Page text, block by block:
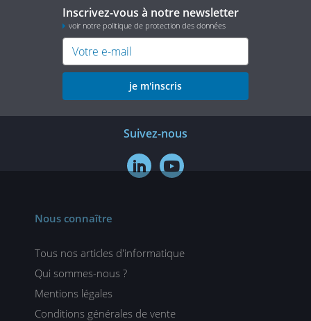
Inscrivez-vous à notre newsletter
voir notre politique de protection des données
je m'inscris
Suivez-nous
 
Nous connaître
Tous nos articles d'informatique
Qui sommes-nous ?
Mentions légales
Conditions générales de vente